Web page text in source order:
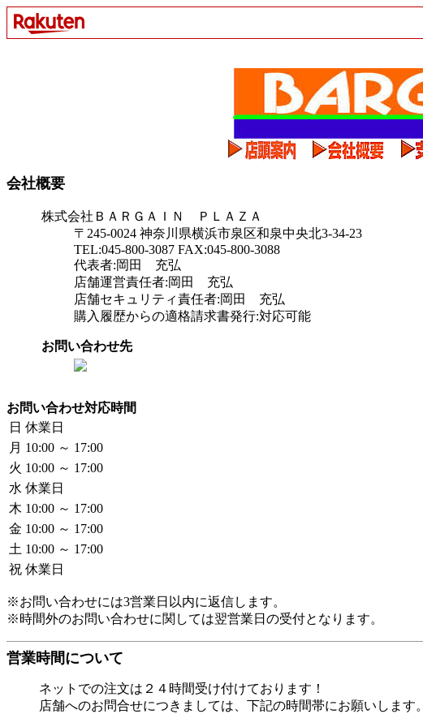
会社概要
株式会社ＢＡＲＧＡＩＮ ＰＬＡＺＡ
〒245-0024 神奈川県横浜市泉区和泉中央北3-34-23
TEL:045-800-3087 FAX:045-800-3088
代表者:岡田 充弘
店舗運営責任者:岡田 充弘
店舗セキュリティ責任者:岡田 充弘
購入履歴からの適格請求書発行:対応可能
お問い合わせ先
お問い合わせ対応時間
日 休業日
月 10:00 ～ 17:00
火 10:00 ～ 17:00
水 休業日
木 10:00 ～ 17:00
金 10:00 ～ 17:00
土 10:00 ～ 17:00
祝 休業日
※お問い合わせには3営業日以内に返信します。
※時間外のお問い合わせに関しては翌営業日の受付となります。
営業時間について
ネットでの注文は２４時間受け付けております！
店舗へのお問合せにつきましては、下記の時間帯にお願いします。